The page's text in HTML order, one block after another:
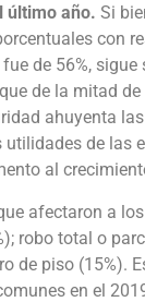
último año. Si
con
de 56%, sigue
de la mitad
ahuyenta
de las
al
afectaron a
robo total o
de piso (15%).
en el